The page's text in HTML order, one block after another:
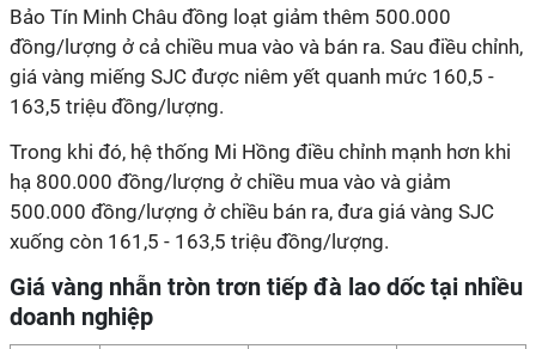
Bảo Tín Minh Châu đồng loạt giảm thêm 500.000
đồng/lượng ở cả chiều mua vào và bán ra. Sau điều chỉnh,
giá vàng miếng SJC được niêm yết quanh mức 160,5 -
163,5 triệu đồng/lượng.
Trong khi đó, hệ thống Mi Hồng điều chỉnh mạnh hơn khi
hạ 800.000 đồng/lượng ở chiều mua vào và giảm
500.000 đồng/lượng ở chiều bán ra, đưa giá vàng SJC
xuống còn 161,5 - 163,5 triệu đồng/lượng.
Giá vàng nhẫn tròn trơn tiếp đà lao dốc tại nhiều
doanh nghiệp